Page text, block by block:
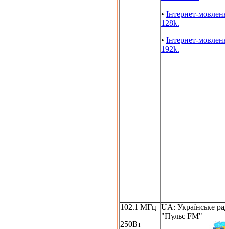
• Інтернет-
128k.
• Інтернет-
192k.
102.1 МГц
250Вт
UA: Українське
"Пульс FM"